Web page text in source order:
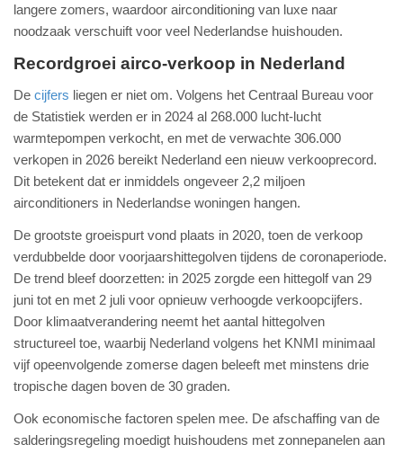
langere zomers, waardoor airconditioning van luxe naar
noodzaak verschuift voor veel Nederlandse huishouden.
Recordgroei airco-verkoop in Nederland
De cijfers liegen er niet om. Volgens het Centraal Bureau voor
de Statistiek werden er in 2024 al 268.000 lucht-lucht
warmtepompen verkocht, en met de verwachte 306.000
verkopen in 2026 bereikt Nederland een nieuw verkooprecord.
Dit betekent dat er inmiddels ongeveer 2,2 miljoen
airconditioners in Nederlandse woningen hangen.
De grootste groeispurt vond plaats in 2020, toen de verkoop
verdubbelde door voorjaarshittegolven tijdens de coronaperiode.
De trend bleef doorzetten: in 2025 zorgde een hittegolf van 29
juni tot en met 2 juli voor opnieuw verhoogde verkoopcijfers.
Door klimaatverandering neemt het aantal hittegolven
structureel toe, waarbij Nederland volgens het KNMI minimaal
vijf opeenvolgende zomerse dagen beleeft met minstens drie
tropische dagen boven de 30 graden.
Ook economische factoren spelen mee. De afschaffing van de
salderingsregeling moedigt huishoudens met zonnepanelen aan